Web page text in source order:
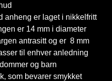
anheng er laget i nikkelfritt
er 14 mm i diameter
antrasitt og er 8 mm
til enhver anledning
og barn
som bevarer smykket